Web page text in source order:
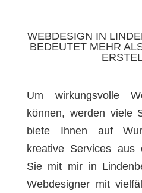
WEBDESIGN IN
BEDEUTET MEHR
Um wirkungsvolle
können, werden viele
biete Ihnen auf
kreative Services aus
Sie mit mir in
Webdesigner mit